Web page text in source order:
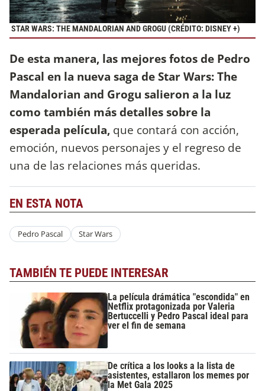
STAR WARS: THE MANDALORIAN AND GROGU (CRÉDITO: DISNEY +)
De esta manera, las mejores fotos de Pedro
Pascal en la nueva saga de Star Wars: The
Mandalorian and Grogu salieron a la luz
como también más detalles sobre la
esperada película, que contará con acción,
emoción, nuevos personajes y el regreso de
una de las relaciones más queridas.
EN ESTA NOTA
Pedro Pascal Star Wars
TAMBIÉN TE PUEDE INTERESAR
La película drámática "escondida" en
Netflix protagonizada por Valeria
Bertuccelli y Pedro Pascal ideal para
ver el fin de semana
De crítica a los looks a la lista de
asistentes, estallaron los memes por
la Met Gala 2025